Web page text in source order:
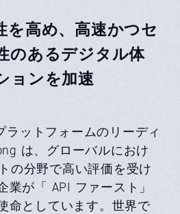
を高め、高速かつセ
のあるデジタル体
ョンを加速
ラットフォームのリーディ
は、グローバルにおけ
の分野で高い評価を受け
業が「 API ファースト」
命としています。世界で